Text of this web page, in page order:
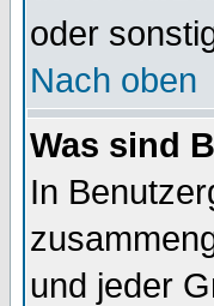
oder
Nach oben
Was sind
In
und jeder